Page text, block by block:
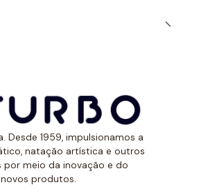
para serem resistentes ao cloro e
desgaste.
de calção para
usar o calção para praticar
natação. Como se encaixa
Desde 1959, impulsionamos a
natação artística e outros
meio da inovação e do
produtos.